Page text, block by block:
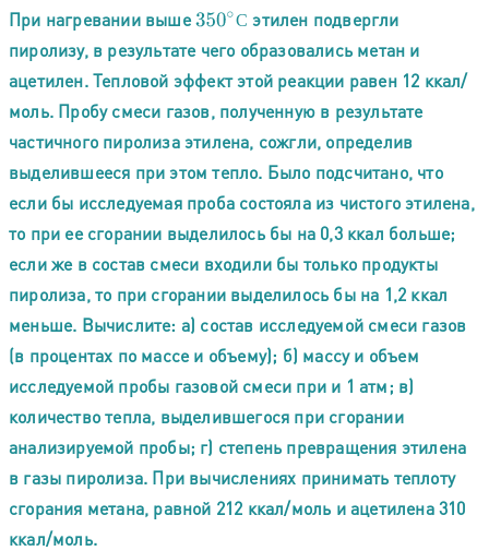
При нагревании выше С
350∘С этилен подвергли
пиролизу, в результате чего образовались метан и
ацетилен. Тепловой эффект этой реакции равен 12 ккал/
моль. Пробу смеси газов, полученную в результате
частичного пиролиза этилена, сожгли, определив
выделившееся при этом тепло. Было подсчитано, что
если бы исследуемая проба состояла из чистого этилена,
то при ее сгорании выделилось бы на 0,3 ккал больше;
если же в состав смеси входили бы только продукты
пиролиза, то при сгорании выделилось бы на 1,2 ккал
меньше. Вычислите: а) состав исследуемой смеси газов
(в процентах по массе и объему); б) массу и объем
исследуемой пробы газовой смеси при и 1 атм; в)
количество тепла, выделившегося при сгорании
анализируемой пробы; г) степень превращения этилена
в газы пиролиза. При вычислениях принимать теплоту
сгорания метана, равной 212 ккал/моль и ацетилена 310
ккал/моль.